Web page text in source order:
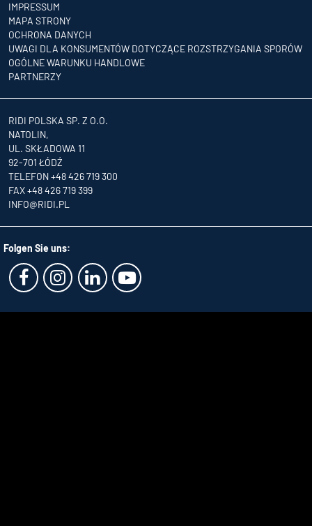
IMPRESSUM
MAPA STRONY
OCHRONA DANYCH
UWAGI DLA KONSUMENTÓW DOTYCZĄCE ROZSTRZYGANIA SPORÓW
OGÓLNE WARUNKU HANDLOWE
PARTNERZY
RIDI POLSKA SP. Z O.O.
NATOLIN,
UL. SKŁADOWA 11
92-701 ŁÓDŹ
TELEFON +48 426 719 300
FAX +48 426 719 399
INFO@RIDI.PL
Folgen Sie uns: